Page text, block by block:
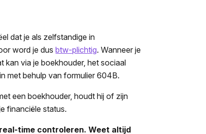
dat je als zelfstandige in
word je dusbtw-plichtig. Wanneer je
kan via je boekhouder, het sociaal
met behulp van formulier 604B.
een boekhouder, houdt hij of zijn
financiële status.
time controleren. Weet altijd